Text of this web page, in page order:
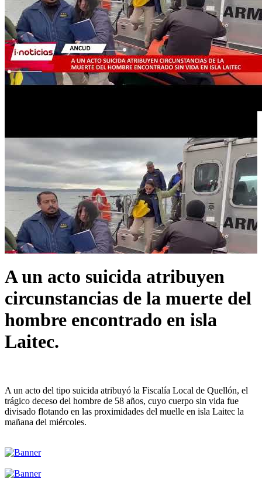
A un acto suicida atribuyen
circunstancias de la muerte del
hombre encontrado en isla
Laitec.
A un acto del tipo suicida atribuyó la Fiscalía Local de Quellón, el
trágico deceso del hombre de 58 años, cuyo cuerpo sin vida fue
divisado flotando en las proximidades del muelle en isla Laitec la
mañana del miércoles.